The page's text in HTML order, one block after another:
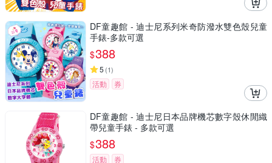
DF童趣館 - 迪士尼系列米奇防潑水雙色殼兒童
手錶-多款可選
$388
5 (1)
活動 券
DF童趣館 - 迪士尼日本品牌機芯數字殼休閒織
帶兒童手錶 - 多款可選
$388
活動 券